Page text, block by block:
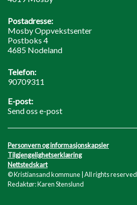
Postadresse:
Mosby Oppvekstsenter
Postboks 4
4685 Nodeland
Telefon:
90709311
E-post:
Send oss e-post
Personvern og informasjonskapsler
Tilgjengelighetserklæring
Nettstedskart
© Kristiansand kommune | All rights reserved
Redaktør: Karen Stenslund